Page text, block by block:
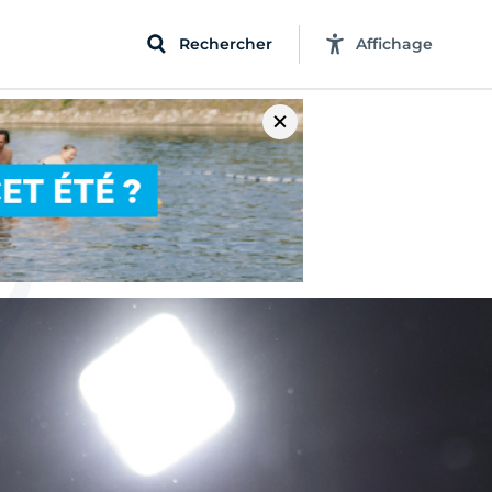
Rechercher Affichage